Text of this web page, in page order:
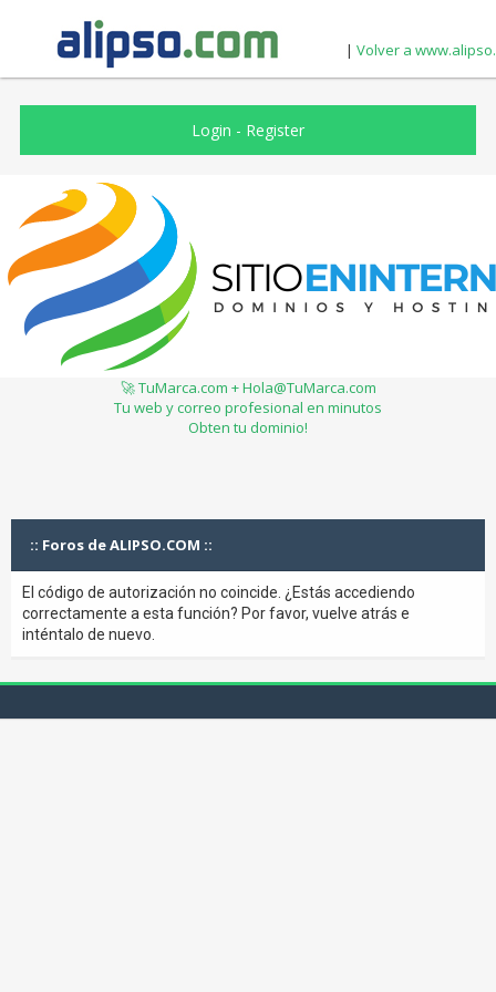
| Volver a
Login - Register
🚀 TuMarca.com + Hola@TuMarca.com
Tu web y correo profesional en minutos
Obten tu dominio!
:: Foros de ALIPSO.COM ::
El código de autorización no coincide. ¿Estás accediendo
correctamente a esta función? Por favor, vuelve atrás e
inténtalo de nuevo.